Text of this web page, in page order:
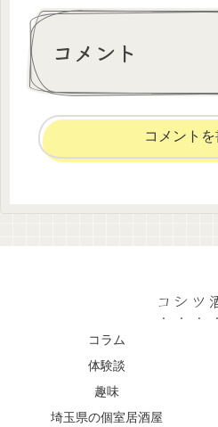
コメント
コメント
コシツ
コラム
体験談
趣味
埼玉県の個室居酒屋